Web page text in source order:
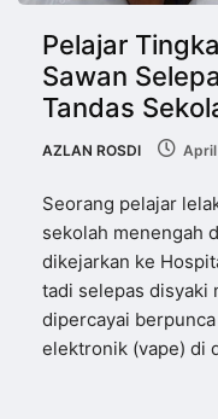
Pelajar
Sawan
Tandas
AZLAN ROSDI April
Seorang pelajar
sekolah menengah
dikejarkan ke
tadi selepas disyaki
dipercayai
elektronik (vape) di